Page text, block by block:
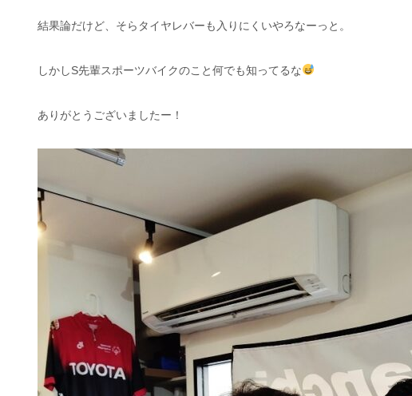
結果論だけど、そらタイヤレバーも入りにくいやろなーっと。
しかしS先輩スポーツバイクのこと何でも知ってるな
ありがとうございましたー！